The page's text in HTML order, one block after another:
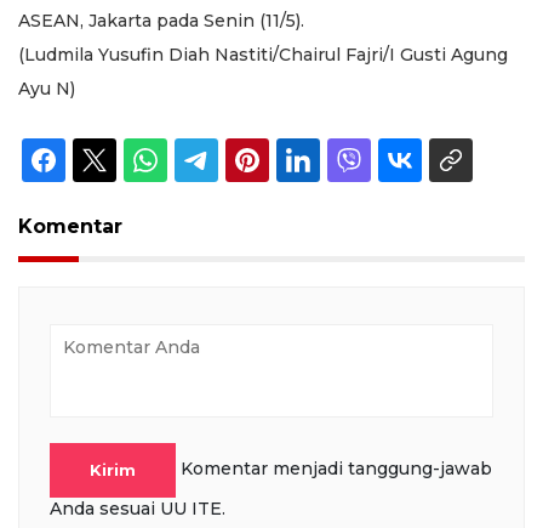
ASEAN, Jakarta pada Senin (11/5).
(Ludmila Yusufin Diah Nastiti/Chairul Fajri/I Gusti Agung
Ayu N)
Komentar
Kirim
Komentar menjadi tanggung-jawab
Anda sesuai UU ITE.